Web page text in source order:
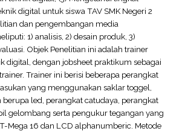
digital untuk siswa TAV SMK Negeri 2
dan pengembangan media
1) analisis, 2) desain produk, 3)
Objek Penelitian ini adalah trainer
digital, dengan jobsheet praktikum sebagai
Trainer ini berisi beberapa perangkat
yang menggunakan saklar toggel,
led, perangkat catudaya, perangkat
gelombang serta pengukur tegangan yang
Mega 16 dan LCD alphanumberic. Metode